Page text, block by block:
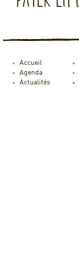
Accueil
Agenda
Actualités